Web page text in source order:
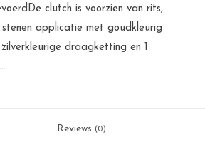
clutch is voorzien van rits,
applicatie met goudkleurig
draagketting en 1
Reviews (0)